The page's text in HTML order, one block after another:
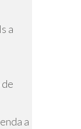
a
a